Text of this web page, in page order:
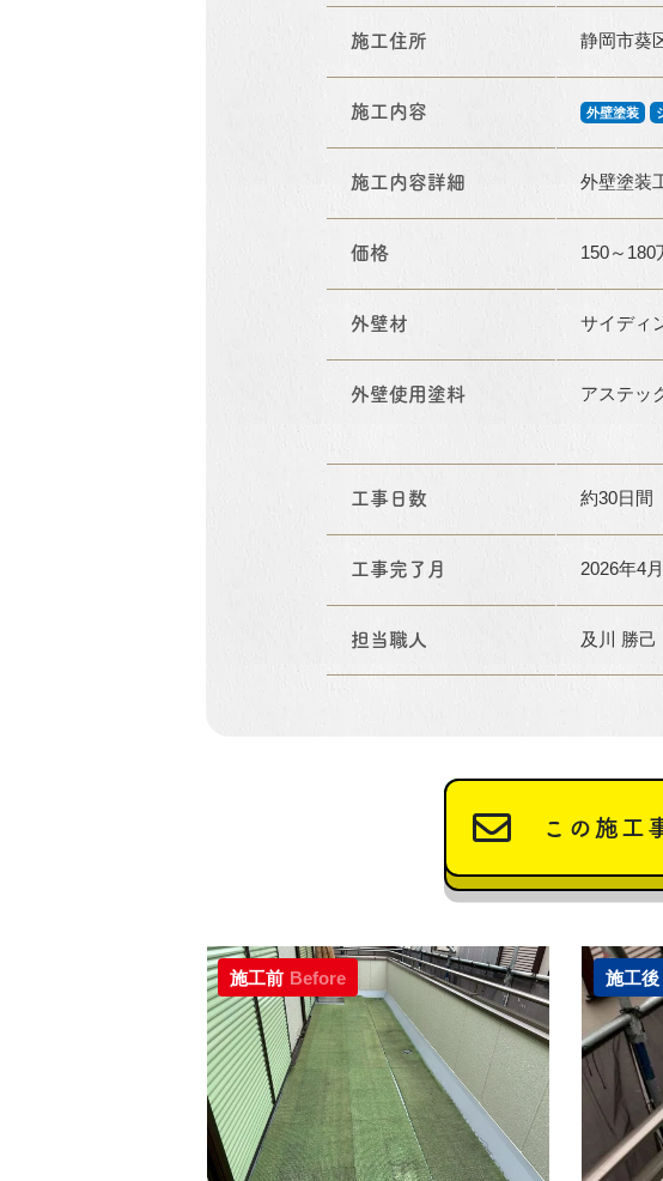
施工住所 静岡市葵
施工内容 外壁塗装
施工内容詳細 外壁塗装
価格 150～180
外壁材 サイディ
外壁使用塗料
アステッ
工事日数 約30日間
工事完了月 2026年4月
担当職人 及川 勝己
この施工
施工前 Before 施工後